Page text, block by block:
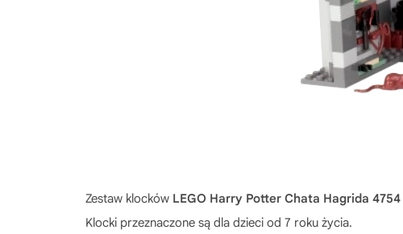
Zestaw klocków LEGO Harry Potter Chata Hagrida 4754
Klocki przeznaczone są dla dzieci od 7 roku życia.